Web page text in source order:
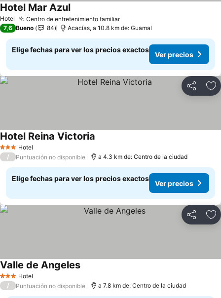
Hotel Centro de entretenimiento familiar
Hotel Mar Azul
7,6 Bueno 84 Acacías, a 10.8 km de: Guamal
Elige fechas para ver los precios exactos
Ver precios
Compartir
3 Estrellas
Hotel
Hotel Reina Victoria
/ Puntuación no disponible a 4.3 km de: Centro de la ciudad
Elige fechas para ver los precios exactos
Ver precios
Compartir
3 Estrellas
Hotel
Valle de Angeles
/ Puntuación no disponible a 7.8 km de: Centro de la ciudad